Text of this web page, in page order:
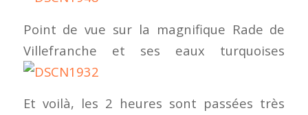
Point de vue sur la magnifique Rade de
Villefranche et ses eaux turquoises
Et voilà, les 2 heures sont passées très